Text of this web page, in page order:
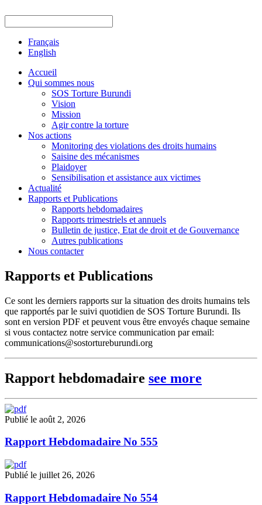
Français
English
Accueil
Qui sommes nous
SOS Torture Burundi
Vision
Mission
Agir contre la torture
Nos actions
Monitoring des violations des droits humains
Saisine des mécanismes
Plaidoyer
Sensibilisation et assistance aux victimes
Actualité
Rapports et Publications
Rapports hebdomadaires
Rapports trimestriels et annuels
Bulletin de justice, Etat de droit et de Gouvernance
Autres publications
Nous contacter
Rapports et Publications
Ce sont les derniers rapports sur la situation des droits humains tels
que rapportés par le suivi quotidien de SOS Torture Burundi. Ils
sont en version PDF et peuvent vous être envoyés chaque semaine
si vous contactez notre service communication par email:
communications@sostortureburundi.org
Rapport hebdomadaire see more
Publié le août 2, 2026
Rapport Hebdomadaire No 555
Publié le juillet 26, 2026
Rapport Hebdomadaire No 554